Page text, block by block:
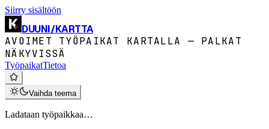
Siirry sisältöön
DUUNI/KARTTA
AVOIMET TYÖPAIKAT KARTALLA — PALKAT
NÄKYVISSÄ
TyöpaikatTietoa
Vaihda teema
Ladataan työpaikkaa…